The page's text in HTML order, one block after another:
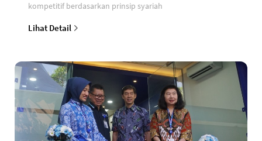
kompetitif berdasarkan prinsip syariah
Lihat Detail